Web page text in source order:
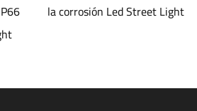
la corrosión Led Street Light